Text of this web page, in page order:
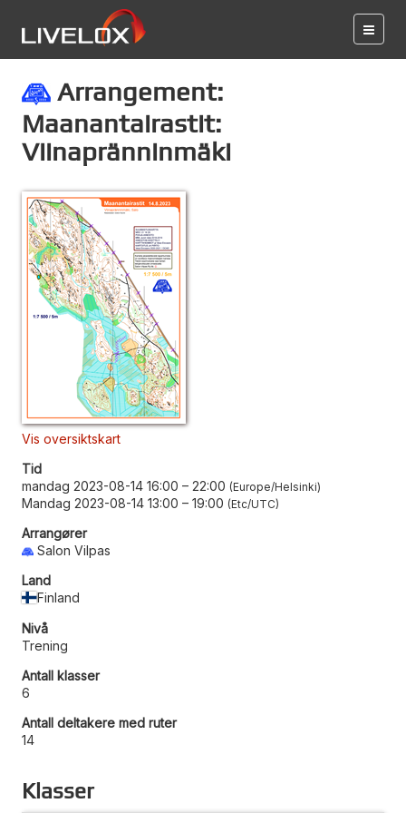
Arrangement:
Maanantairastit:
Viinapränninmäki
Vis oversiktskart
Tid
mandag 2023-08-14 16:00 – 22:00 Europe/Helsinki
Mandag 2023-08-14 13:00 – 19:00 Etc/UTC
Arrangører
Salon Vilpas
Land
Finland
Nivå
Trening
Antall klasser
6
Antall deltakere med ruter
14
Klasser